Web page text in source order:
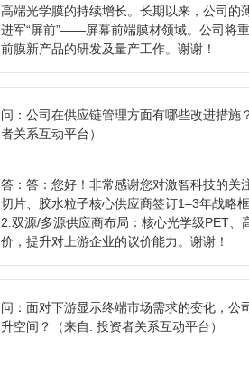
高端光学膜的持续增长。长期以来，公司
进军“屏前”——屏幕前端膜材领域。公司将
前膜新产品的研发及量产工作。谢谢！
问： 公司在供应链管理方面有哪些改进措施
者关系互动平台）
答： 答：您好！非常感谢您对激智科技的关
切片、胶水粒子核心供应商签订1–3年战略
2.双源/多源供应商布局：核心光学级PET
价，提升对上游企业的议价能力。谢谢！
问： 面对下游显示终端市场需求的变化，公
升空间？
（来自: 投资者关系互动平台）